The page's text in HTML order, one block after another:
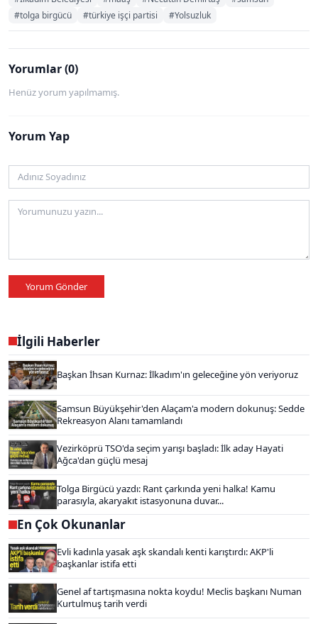
#tolga birgücü
#türkiye işçi partisi #Yolsuzluk
Yorumlar (0)
Henüz yorum yapılmamış.
Yorum Yap
Yorum Gönder
İlgili Haberler
Başkan İhsan Kurnaz: İlkadım'ın geleceğine yön veriyoruz
Samsun Büyükşehir'den Alaçam'a modern dokunuş: Sedde
Rekreasyon Alanı tamamlandı
Vezirköprü TSO'da seçim yarışı başladı: İlk aday Hayati
Ağca'dan güçlü mesaj
Tolga Birgücü yazdı: Rant çarkında yeni halka! Kamu
parasıyla, akaryakıt istasyonuna duvar...
En Çok Okunanlar
Evli kadınla yasak aşk skandalı kenti karıştırdı: AKP'li
başkanlar istifa etti
Genel af tartışmasına nokta koydu! Meclis başkanı Numan
Kurtulmuş tarih verdi